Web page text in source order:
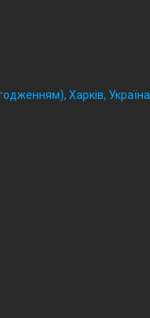
Харків, Україна